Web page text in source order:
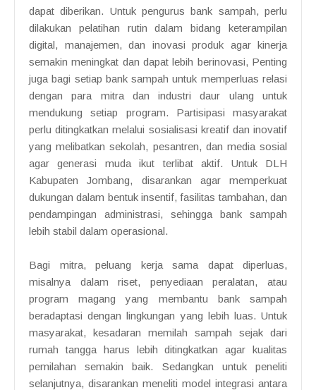
dapat diberikan. Untuk pengurus bank sampah, perlu
dilakukan pelatihan rutin dalam bidang keterampilan
digital, manajemen, dan inovasi produk agar kinerja
semakin meningkat dan dapat lebih berinovasi, Penting
juga bagi setiap bank sampah untuk memperluas relasi
dengan para mitra dan industri daur ulang untuk
mendukung setiap program. Partisipasi masyarakat
perlu ditingkatkan melalui sosialisasi kreatif dan inovatif
yang melibatkan sekolah, pesantren, dan media sosial
agar generasi muda ikut terlibat aktif. Untuk DLH
Kabupaten Jombang, disarankan agar memperkuat
dukungan dalam bentuk insentif, fasilitas tambahan, dan
pendampingan administrasi, sehingga bank sampah
lebih stabil dalam operasional.
Bagi mitra, peluang kerja sama dapat diperluas,
misalnya dalam riset, penyediaan peralatan, atau
program magang yang membantu bank sampah
beradaptasi dengan lingkungan yang lebih luas. Untuk
masyarakat, kesadaran memilah sampah sejak dari
rumah tangga harus lebih ditingkatkan agar kualitas
pemilahan semakin baik. Sedangkan untuk peneliti
selanjutnya, disarankan meneliti model integrasi antara